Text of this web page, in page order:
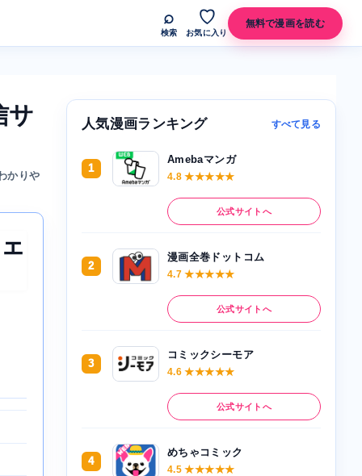
⌕
検索
♡
お気に入り
無料で漫画を読む
サ
かりや
人気漫画ランキング すべて見る
1
Amebaマンガ
4.8 ★★★★★
公式サイトへ
2
漫画全巻ドットコム
4.7 ★★★★★
公式サイトへ
3
コミックシーモア
4.6 ★★★★★
公式サイトへ
4
めちゃコミック
4.5 ★★★★★